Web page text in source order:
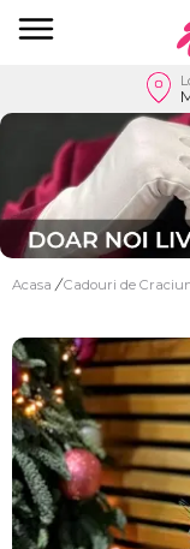
Acasa / Cadouri de